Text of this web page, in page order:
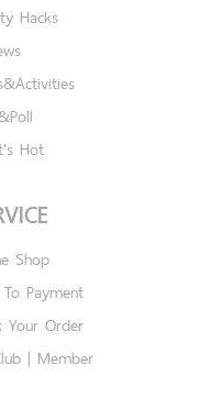
Hacks
Hot
Shop
Payment
Your Order
| Member